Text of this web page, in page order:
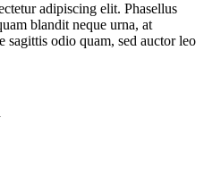
adipiscing elit. Phasellus
blandit neque urna, at
sagittis odio quam, sed auctor leo